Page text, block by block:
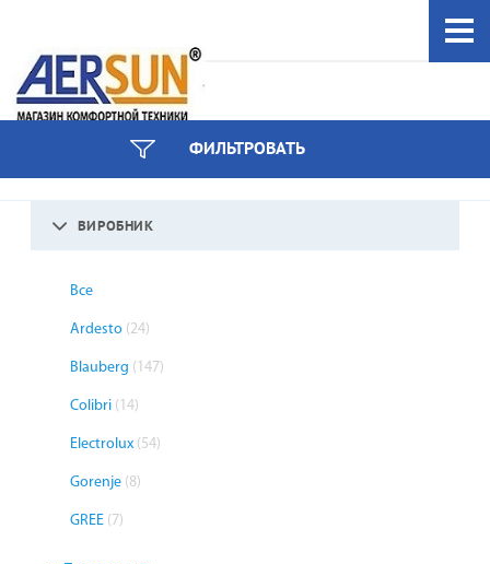
044 333-97-59
інші номери ФИЛЬТРОВАТЬ
ВИРОБНИК
Все
Ardesto (24)
Blauberg (147)
Colibri (14)
Electrolux (54)
Gorenje (8)
GREE (7)